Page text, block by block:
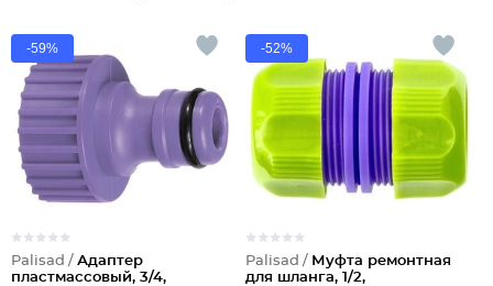
-59%
Palisad / Адаптер
пластмассовый, 3/4,
-52%
Palisad / Муфта ремонтная
для шланга, 1/2,